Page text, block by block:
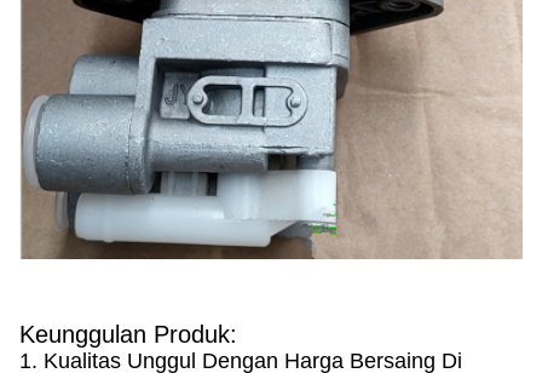
Keunggulan Produk:
1. Kualitas Unggul Dengan Harga Bersaing Di